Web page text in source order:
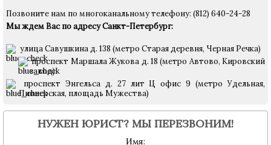
Позвоните нам по многоканальному телефону: (812) 640-24-28
Мы ждем Вас по адресу Санкт-Петербург:
улица Савушкина д. 138 (метро Старая деревня, Черная Речка)
проспект Маршала Жукова д. 18 (метро Автово, Кировский
завод)
проспект Энгельса д. 27 лит Ц офис 9 (метро Удельная,
Пионерская, площадь Мужества)
НУЖЕН ЮРИСТ? МЫ ПЕРЕЗВОНИМ!
Имя: